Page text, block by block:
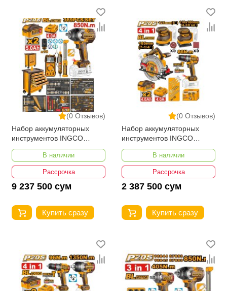
(0 Отзывов)
Набор аккумуляторных
инструментов INGCO
HTCS283692
В наличии
Рассрочка
9 237 500 сум
Купить сразу
(0 Отзывов)
Набор аккумуляторных
инструментов INGCO
COSLI251083
В наличии
Рассрочка
2 387 500 сум
Купить сразу